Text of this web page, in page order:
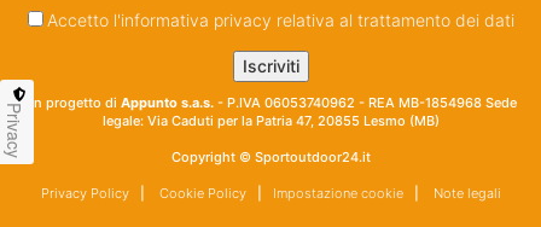
Accetto l'informativa privacy relativa al trattamento dei dati
Un progetto di Appunto s.a.s. - P.IVA 06053740962 - REA MB-1854968 Sede
legale: Via Caduti per la Patria 47, 20855 Lesmo (MB)
Copyright © Sportoutdoor24.it
Privacy Policy| Cookie Policy| Impostazione cookie| Note legali
Privacy